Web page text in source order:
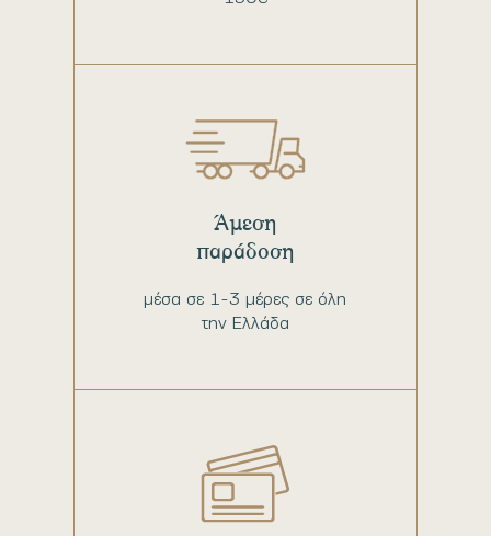
μέσα σε 1-3 μέρες σε όλη
την Ελλάδα
Άμεση
παράδοση